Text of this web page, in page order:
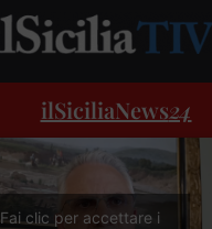
ilSiciliaNews24
Fai clic per accettare i